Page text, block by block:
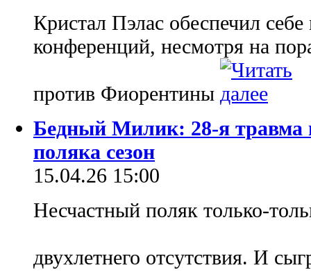
Кристал Пэлас обеспечил
конференций, несмотря на
против Фиорентины
Бедный Милик: 28-я травма
поляка сезон
15.04.26 15:00
Несчастный поляк только-
двухлетнего отсутствия. И